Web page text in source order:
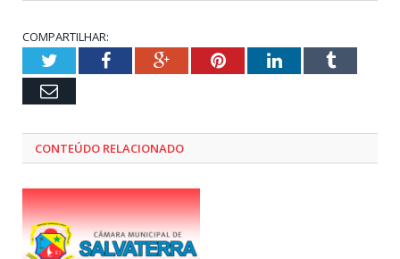
COMPARTILHAR:
TwitterFacebookGoogle+PinterestLinkedInTumblr
Email
CONTEÚDO RELACIONADO